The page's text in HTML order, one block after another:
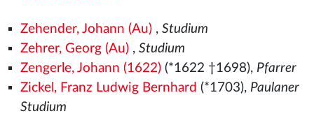
Zehender, Johann (Au), Studium
Zehrer, Georg (Au), Studium
Zengerle, Johann (1622)(*1622 †1698), Pfarrer
Zickel, Franz Ludwig Bernhard (*1703), Paulaner
Studium